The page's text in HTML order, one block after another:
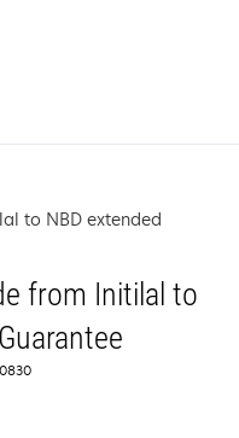
to NBD extended
from Initilal to